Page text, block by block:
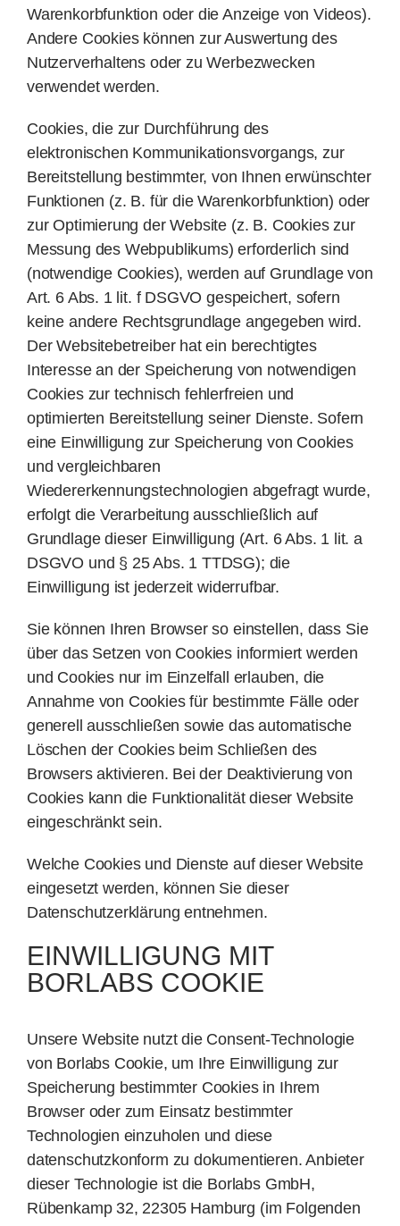
Warenkorbfunktion oder die Anzeige von Videos).
Andere Cookies können zur Auswertung des
Nutzerverhaltens oder zu Werbezwecken
verwendet werden.
Cookies, die zur Durchführung des
elektronischen Kommunikationsvorgangs, zur
Bereitstellung bestimmter, von Ihnen erwünschter
Funktionen (z. B. für die Warenkorbfunktion) oder
zur Optimierung der Website (z. B. Cookies zur
Messung des Webpublikums) erforderlich sind
(notwendige Cookies), werden auf Grundlage von
Art. 6 Abs. 1 lit. f DSGVO gespeichert, sofern
keine andere Rechtsgrundlage angegeben wird.
Der Websitebetreiber hat ein berechtigtes
Interesse an der Speicherung von notwendigen
Cookies zur technisch fehlerfreien und
optimierten Bereitstellung seiner Dienste. Sofern
eine Einwilligung zur Speicherung von Cookies
und vergleichbaren
Wiedererkennungstechnologien abgefragt wurde,
erfolgt die Verarbeitung ausschließlich auf
Grundlage dieser Einwilligung (Art. 6 Abs. 1 lit. a
DSGVO und § 25 Abs. 1 TTDSG); die
Einwilligung ist jederzeit widerrufbar.
Sie können Ihren Browser so einstellen, dass Sie
über das Setzen von Cookies informiert werden
und Cookies nur im Einzelfall erlauben, die
Annahme von Cookies für bestimmte Fälle oder
generell ausschließen sowie das automatische
Löschen der Cookies beim Schließen des
Browsers aktivieren. Bei der Deaktivierung von
Cookies kann die Funktionalität dieser Website
eingeschränkt sein.
Welche Cookies und Dienste auf dieser Website
eingesetzt werden, können Sie dieser
Datenschutzerklärung entnehmen.
EINWILLIGUNG MIT
BORLABS COOKIE
Unsere Website nutzt die Consent-Technologie
von Borlabs Cookie, um Ihre Einwilligung zur
Speicherung bestimmter Cookies in Ihrem
Browser oder zum Einsatz bestimmter
Technologien einzuholen und diese
datenschutzkonform zu dokumentieren. Anbieter
dieser Technologie ist die Borlabs GmbH,
Rübenkamp 32, 22305 Hamburg (im Folgenden